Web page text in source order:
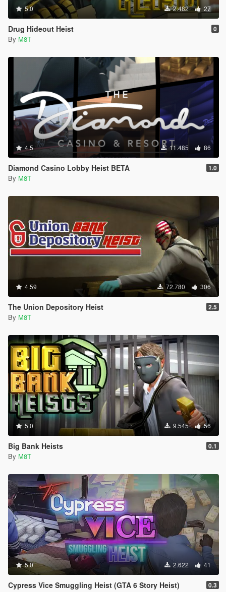
5.0 2.482 27
Drug Hideout Heist 0
By M8T
4.5 11.485 86
Diamond Casino Lobby Heist BETA 1.0
By M8T
4.59 72.780 306
The Union Depository Heist 2.5
By M8T
5.0 9.545 56
Big Bank Heists 0.1
By M8T
5.0 2.622 41
Cypress Vice Smuggling Heist (GTA 6 Story Heist) 0.3